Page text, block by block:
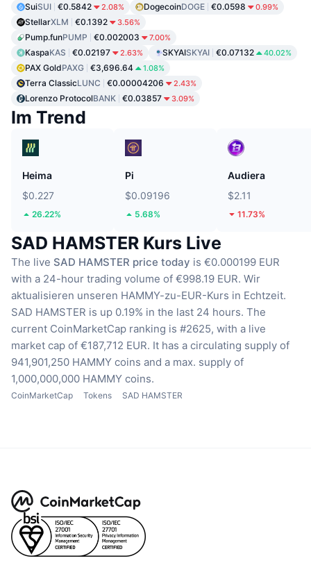
SuiSUI €0.5842 2.08% DogecoinDOGE €0.0598 0.99%
StellarXLM €0.1392 3.56%
Pump.funPUMP €0.002003 7.00%
KaspaKAS €0.02197 2.63% SKYAISKYAI €0.07132 40.02%
PAX GoldPAXG €3,696.64 1.08%
Terra ClassicLUNC €0.00004206 2.43%
Lorenzo ProtocolBANK €0.03857 3.09%
Im Trend
Heima
$0.227
26.22%
Pi
$0.09196
5.68%
Audiera
$2.11
11.73%
SAD HAMSTER Kurs Live
The live SAD HAMSTER price today is €0.000199 EUR
with a 24-hour trading volume of €998.19 EUR. Wir
aktualisieren unseren HAMMY-zu-EUR-Kurs in Echtzeit.
SAD HAMSTER is up 0.19% in the last 24 hours. The
current CoinMarketCap ranking is #2625, with a live
market cap of €187,712 EUR. It has a circulating supply of
941,901,250 HAMMY coins and a max. supply of
1,000,000,000 HAMMY coins.
CoinMarketCap Tokens SAD HAMSTER